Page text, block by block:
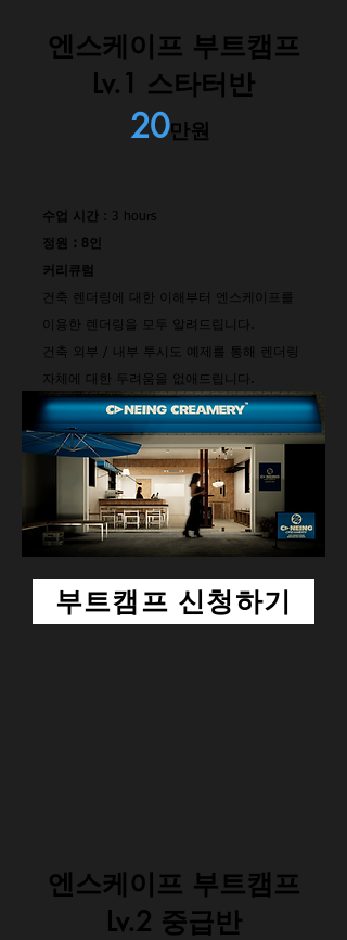
엔스케이프 부트캠프
Lv.1 스타터반
20만원
수업 시간 : 3 hours
정원 : 8인
커리큐럼
건축 렌더링에 대한 이해부터 엔스케이프를
이용한 렌더링을 모두 알려드립니다.
건축 외부 / 내부 투시도 예제를 통해 렌더링
자체에 대한 두려움을 없애드립니다.
부트캠프 신청하기
엔스케이프 부트캠프
Lv.2 중급반